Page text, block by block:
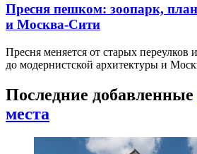
Пресня пешком: зоопарк,
и Москва-Сити
Пресня меняется от старых
до модернистской архитектуры и
Последние добавленные
места